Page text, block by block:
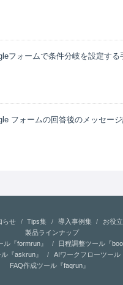
フォームで条件分岐を設定する
フォームの回答後のメッセージ
らせ Tips集 導入事例集
お役
製品ラインナップ
ル『formrun』
日程調整ツール『
『askrun』
AIワークフローツール
FAQ作成ツール『faqrun』